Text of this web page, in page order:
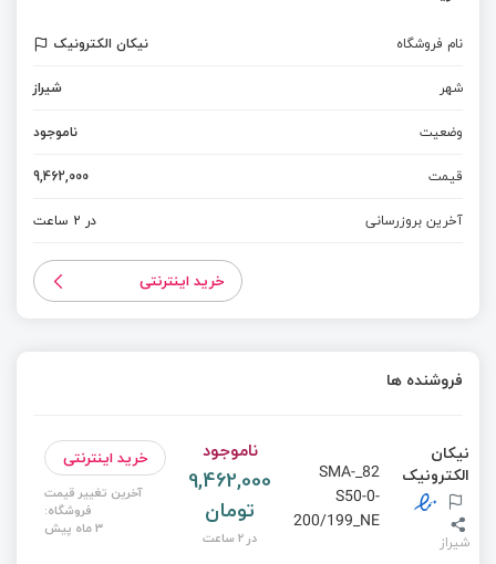
نام فروشگاه
نیکان الکترونیک
شهر
شیراز
وضعیت
ناموجود
قیمت
9,462,000
آخرین بروزرسانی
در 2 ساعت
خرید اینترنتی
فروشنده ها
نیکان
الکترونیک
شیراز
82_SMA-
S50-0-
200/199_NE
ناموجود
9,462,000
تومان
در 2 ساعت
خرید اینترنتی
آخرین تغییر قیمت
فروشگاه:
3 ماه پیش